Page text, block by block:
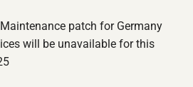
patch for Germany
will be unavailable for this